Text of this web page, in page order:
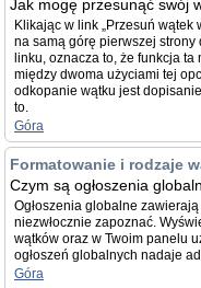
Jak mogę przesunąć swój
Klikając w link „Przesuń
na samą górę pierwszej strony
linku, oznacza to, że funkcja ta
między dwoma użyciami tej
odkopanie wątku jest
to.
Góra
Formatowanie i rodzaje
Czym są ogłoszenia
Ogłoszenia globalne
niezwłocznie zapoznać.
wątków oraz w Twoim panelu
ogłoszeń globalnych nadaje
Góra